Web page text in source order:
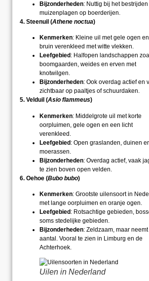
Bijzonderheden: Nuttig bij het bestrijden
muizenplagen op boerderijen.
4. Steenuil (Athene noctua)
Kenmerken: Kleine uil met gele ogen
bruin verenkleed met witte vlekken.
Leefgebied : Halfopen landschappen
boomgaarden, weides en erven met
knotwilgen.
Bijzonderheden: Ook overdag actief en
zichtbaar op paaltjes of schuurdaken.
5. Velduil (Asio flammeus)
Kenmerken: Middelgrote uil met korte
oorpluimen, gele ogen en een licht
verenkleed.
Leefgebied: Open graslanden, duinen
moerassen.
Bijzonderheden: Overdag actief, vaak
te zien boven open velden.
6. Oehoe (Bubo bubo)
Kenmerken: Grootste uilensoort in
met lange oorpluimen en oranje ogen.
Leefgebied : Rotsachtige gebieden,
soms stedelijke gebieden.
Bijzonderheden: Zeldzaam, maar
aantal. Vooral te zien in Limburg en de
Achterhoek.
Uilen in Nederland